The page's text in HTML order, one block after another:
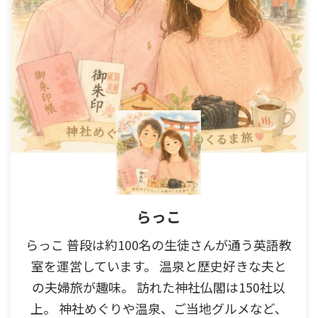
らっこ
らっこ 普段は約100名の生徒さんが通う英語教
室を運営しています。 温泉と歴史好きな夫と
の夫婦旅が趣味。 訪れた神社仏閣は150社以
上。 神社めぐりや温泉、ご当地グルメなど、